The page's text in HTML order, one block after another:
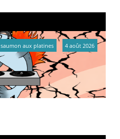
saumon aux platines 4 août 2026